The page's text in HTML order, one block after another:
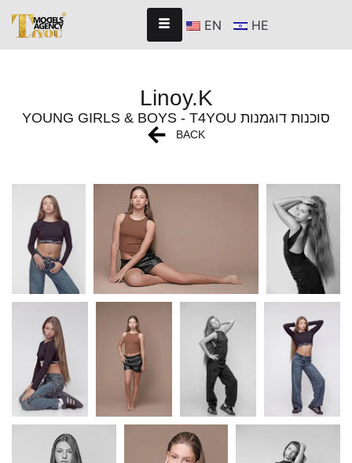
EN HE
Linoy.K
YOUNG GIRLS & BOYS - T4YOU סוכנות דוגמנות
BACK